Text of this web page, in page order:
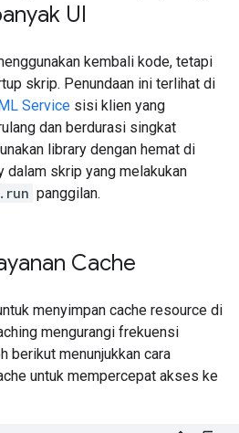
UI
kembali kode, tetapi
skrip. Penundaan ini terlihat di
Service sisi klien yang
dan berdurasi singkat
library dengan hemat di
dalam skrip yang melakukan
panggilan.
Cache
menyimpan cache resource di
mengurangi frekuensi
berikut menunjukkan cara
untuk mempercepat akses ke